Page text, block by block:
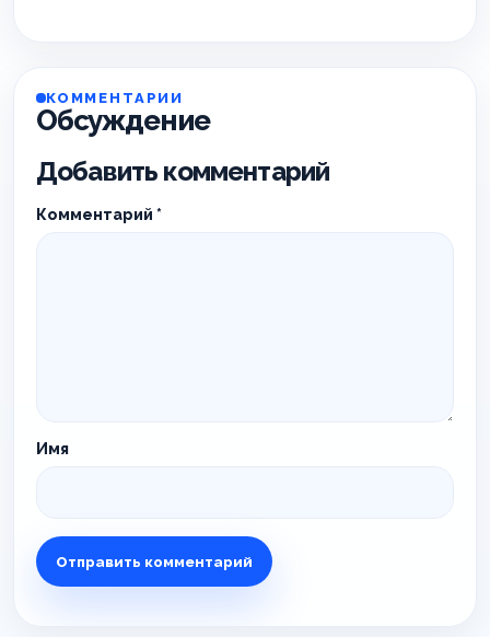
КОММЕНТАРИИ
Обсуждение
Добавить комментарий
Комментарий *
Имя